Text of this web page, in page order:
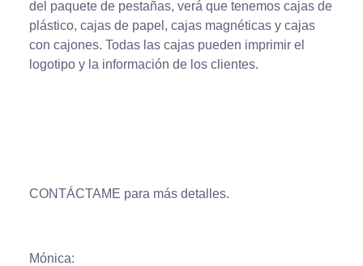
del paquete de pestañas, verá que tenemos cajas de
plástico, cajas de papel, cajas magnéticas y cajas
con cajones. Todas las cajas pueden imprimir el
logotipo y la información de los clientes.
CONTÁCTAME para más detalles.
Mónica: